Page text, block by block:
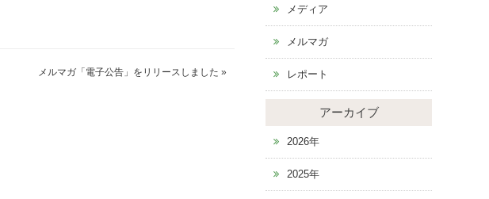
メルマガ「電子公告」をリリースしました »
メディア
メルマガ
レポート
アーカイブ
2026年
2025年